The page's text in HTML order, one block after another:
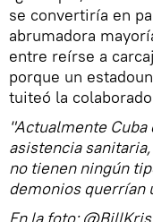
se convertiría en
abrumadora
entre reírse a
porque un
tuiteó la
"Actualmente
asistencia
no tienen ningún
demonios querrían
En la foto: